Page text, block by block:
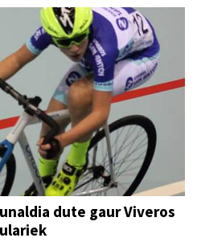
dute gaur Viveros